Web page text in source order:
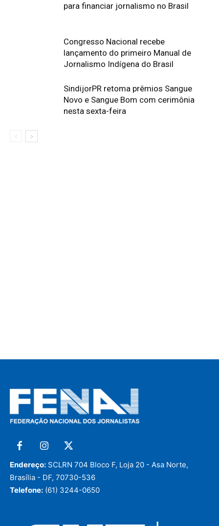
para financiar jornalismo no Brasil
Congresso Nacional recebe
lançamento do primeiro Manual de
Jornalismo Indígena do Brasil
SindijorPR retoma prêmios Sangue
Novo e Sangue Bom com cerimônia
nesta sexta-feira
Endereço: SCLRN 704 Bloco F, Loja 20 - Asa Norte,
Brasília - DF, 70730-536
Telefone: (61) 3244-0650